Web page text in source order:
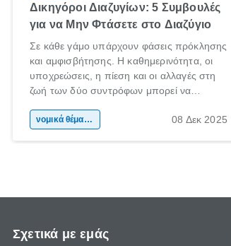
Δικηγόροι Διαζυγίων: 5 Συμβουλές
για να Μην Φτάσετε στο Διαζύγιο
Σε κάθε γάμο υπάρχουν φάσεις πρόκλησης
και αμφισβήτησης. Η καθημερινότητα, οι
υποχρεώσεις, η πίεση και οι αλλαγές στη
ζωή των δύο συντρόφων μπορεί να
Όταν οι διαφωνίες πληθαίνουν και η
νομικά θέματα & συμβουλές 08 Δεκ 2025
Σχετικά με εμάς